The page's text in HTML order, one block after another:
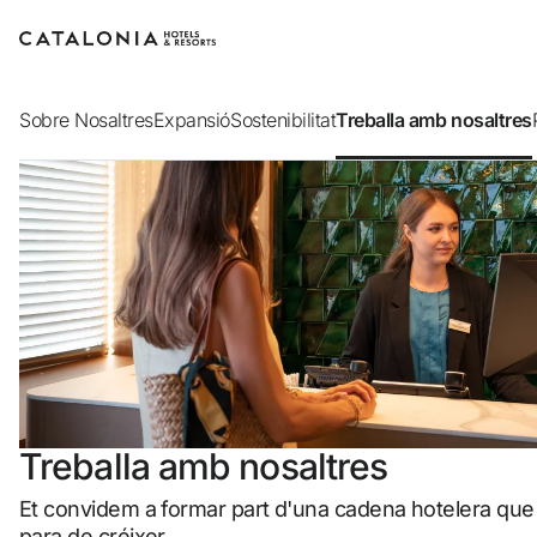
Inicia sessió al teu compte
Iniciar sessió
Has oblidat la teva contrasenya?
o utilitza una d'aquestes opcions
Entra amb Google
Inicia sessió només amb el mail
Sobre NosaltresExpansióSostenibilitatTreballa amb nosaltres
Treballa amb nosaltres
Et convidem a formar part d'una cadena hotelera